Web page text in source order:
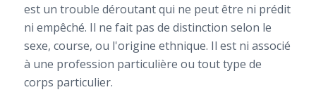
est un trouble déroutant qui ne peut être ni prédit
ni empêché. Il ne fait pas de distinction selon le
sexe, course, ou l'origine ethnique. Il est ni associé
à une profession particulière ou tout type de
corps particulier.